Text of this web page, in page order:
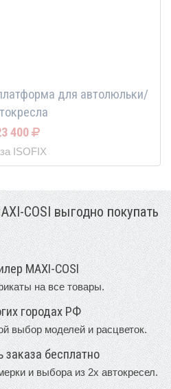
для автолюльки/
400
ISOFIX
COSI выгодно покупать
MAXI-COSI
на все товары.
городах РФ
выбор моделей и расцветок.
бесплатно
и выбора из 2х автокресел.